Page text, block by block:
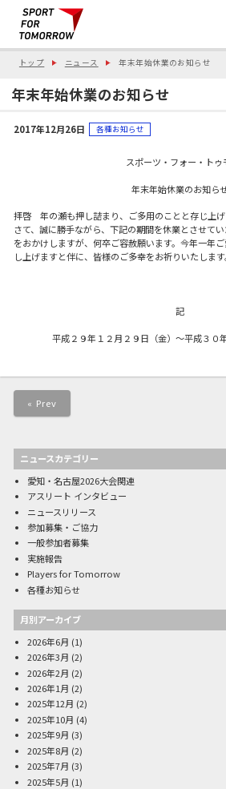
トップ ニュース 年末年始休業のお知らせ
年末年始休業のお知らせ
2017年12月26日 各種お知らせ
スポーツ・フォー・ト
年末年始休業のお知ら
拝啓 年の瀬も押し詰まり、ご多用のことと存じ上げ
さて、誠に勝手ながら、下記の期間を休業とさせて
をおかけしますが、何卒ご容赦願います。今年一年
し上げますと伴に、皆様のご多幸をお祈りいたします
記
平成２９年１２月２９日（金）〜平成３
« Prev
ニュースカテゴリー
愛知・名古屋2026大会関連
アスリート インタビュー
ニュースリリース
参加募集・ご協力
一般参加者募集
実施報告
Players for Tomorrow
各種お知らせ
月別アーカイブ
2026年6月 (1)
2026年3月 (2)
2026年2月 (2)
2026年1月 (2)
2025年12月 (2)
2025年10月 (4)
2025年9月 (3)
2025年8月 (2)
2025年7月 (3)
2025年5月 (1)